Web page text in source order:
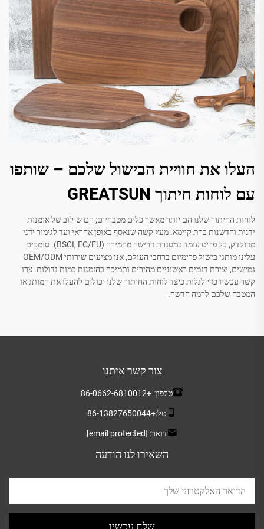
העלו את חוויית הבישול שלכם – שותפו
עם לוחות חיתוך GREATSUN
לוחות החיתוך שלנו הם יותר מאשר כלים מטבחיים; הם שילוב של אומנות
ידנית וחדשנות ברת קיימא. מעץ קשה שנאסף באופן אחראי ועד לגימור ידני
מדוקדק, כל פריט עומד במסגרת דרישה מחמירה (BSCI, EC/EU). סומכים
עלינו מותגי בישול פרימיום ברחבי העולם, אנו מציעים שירותי OEM/ODM
גמישים, יצירת דגמים ראשוניים מהירים ותמיכה בהזמנות כמות גדולות. צרו
קשר עכשיו כדי לגלות כיצד לוחות החיתוך שלנו יכולים להעלו את המותג או
המטבח שלכם לרמה חדשה.
צור קשר איתנו
טלפון: +86-0662-6810012
טל:+86-13827650044
דואר: [email protected]
השאירו לנו הודעה